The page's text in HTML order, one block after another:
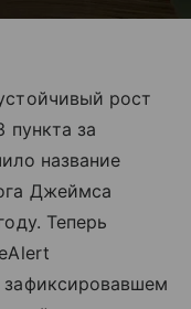
рост
за
название
Джеймса
Теперь
зафиксировавшем